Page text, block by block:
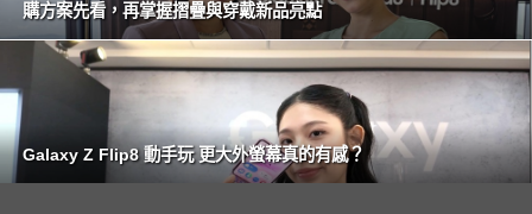
購方案先看，再掌握摺疊與穿戴新品亮點
Galaxy Z Flip8 動手玩 更大外螢幕真的有感？